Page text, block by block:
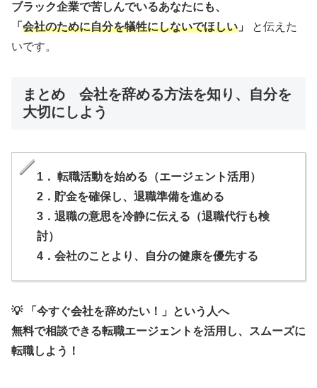
ブラック企業で苦しんでいるあなたにも、
「 会社のために自分を犠牲にしないでほしい 」
と伝えた
いです。
まとめ 会社を辞める方法を知り、自分を
大切にしよう
1． 転職活動を始める（エージェント活用）
2．貯金を確保し、退職準備を進める
3．退職の意思を冷静に伝える（退職代行も検
討）
4．会社のことより、自分の健康を優先する
💡 「今すぐ会社を辞めたい！」という人へ
無料で相談できる転職エージェントを活用し、スムーズに
転職しよう！